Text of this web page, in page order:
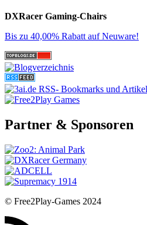
DXRacer Gaming-Chairs
Bis zu 40,00% Rabatt auf Neuware!
Partner & Sponsoren
© Free2Play-Games 2024